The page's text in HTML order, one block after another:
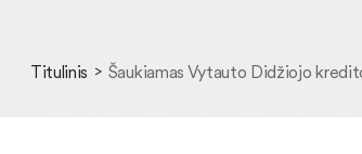
Titulinis Šaukiamas Vytauto Didžiojo